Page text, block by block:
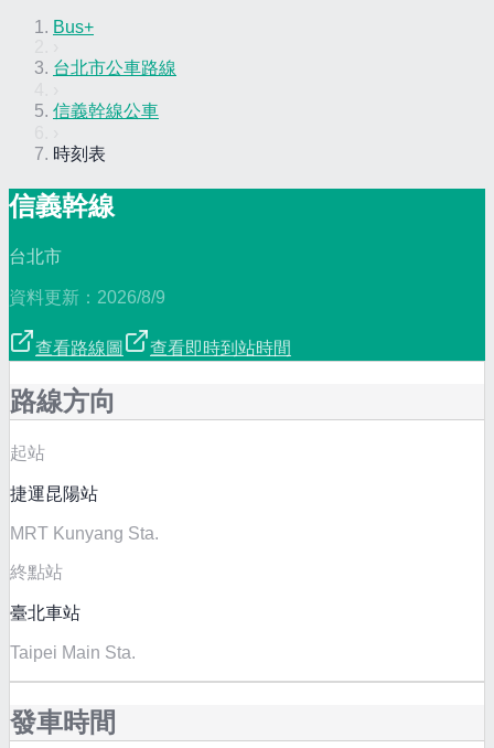
Bus+
台北市公車路線
信義幹線公車
時刻表
信義幹線
台北市
資料更新： 2026/8/9
查看路線圖 查看即時到站時間
路線方向
起站
捷運昆陽站
MRT Kunyang Sta.
終點站
臺北車站
Taipei Main Sta.
發車時間